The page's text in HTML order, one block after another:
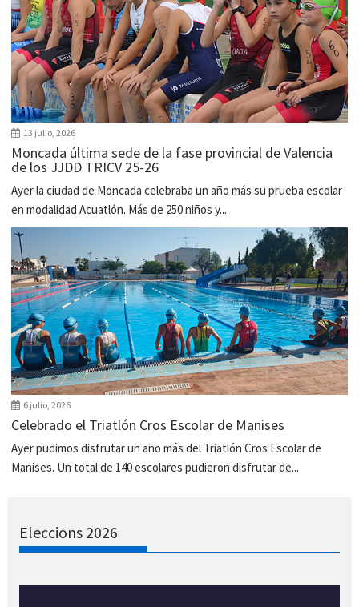
13 julio, 2026
Moncada última sede de la fase provincial de Valencia
de los JJDD TRICV 25-26
Ayer la ciudad de Moncada celebraba un año más su prueba escolar
en modalidad Acuatlón. Más de 250 niños y...
6 julio, 2026
Celebrado el Triatlón Cros Escolar de Manises
Ayer pudimos disfrutar un año más del Triatlón Cros Escolar de
Manises. Un total de 140 escolares pudieron disfrutar de...
Eleccions 2026